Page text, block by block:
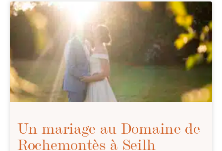
Un mariage au Domaine de
Rochemontès à Seilh